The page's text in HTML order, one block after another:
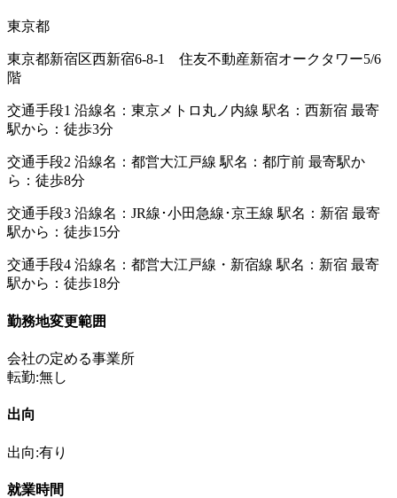
東京都
東京都新宿区西新宿6-8-1 住友不動産新宿オークタワー5/6
階
交通手段1 沿線名：東京メトロ丸ノ内線 駅名：西新宿 最寄
駅から：徒歩3分
交通手段2 沿線名：都営大江戸線 駅名：都庁前 最寄駅か
ら：徒歩8分
交通手段3 沿線名：JR線･小田急線･京王線 駅名：新宿 最寄
駅から：徒歩15分
交通手段4 沿線名：都営大江戸線・新宿線 駅名：新宿 最寄
駅から：徒歩18分
勤務地変更範囲
会社の定める事業所
転勤:無し
出向
出向:有り
就業時間